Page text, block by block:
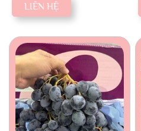
LIÊN HỆ